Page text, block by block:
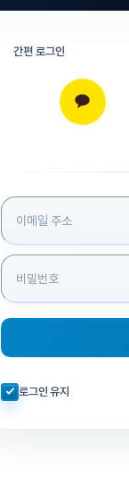
간편 로그인
로그인 정보 입력
자동로그인 체크
로그인 유지